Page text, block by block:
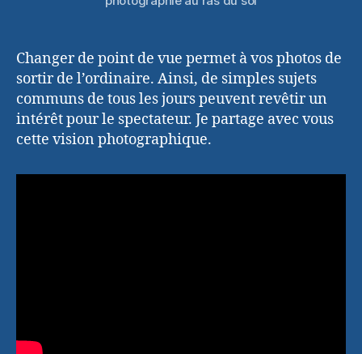
Changer de point de vue permet à vos photos de
sortir de l’ordinaire. Ainsi, de simples sujets
communs de tous les jours peuvent revêtir un
intérêt pour le spectateur. Je partage avec vous
cette vision photographique.